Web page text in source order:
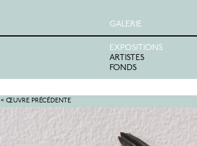
GALERIE
EXPOSITIONS
ARTISTES
FONDS
< ŒUVRE PRÉCÉDENTE